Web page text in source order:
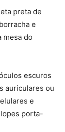
preta de
e
mesa do
escuros
auriculares ou
e
porta-